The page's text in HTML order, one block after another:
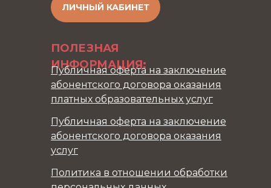
ЛИЧНЫЙ КАБИНЕТ
ПОЛЕЗНАЯ
ИНФОРМАЦИЯ:
Политика в отношении обработки
Публичная оферта на заключение
абонентского договора оказания
услуг
Публичная оферта на заключение
абонентского договора оказания
платных образовательных услуг